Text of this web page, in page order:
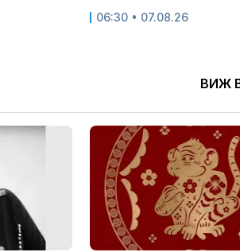
06:30 • 07.08.26
ВИЖ